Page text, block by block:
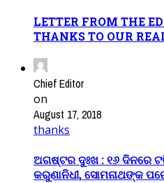
LETTER FROM THE
THANKS TO OUR
Chief Editor
on
August 17, 2018
thanks
ଅଗଷ୍ଟର ଦୁଃଖ : ୧୬ ଦିନରେ
କରୁଣାନିଧୀ, ସୋମନାଥଙ୍କ